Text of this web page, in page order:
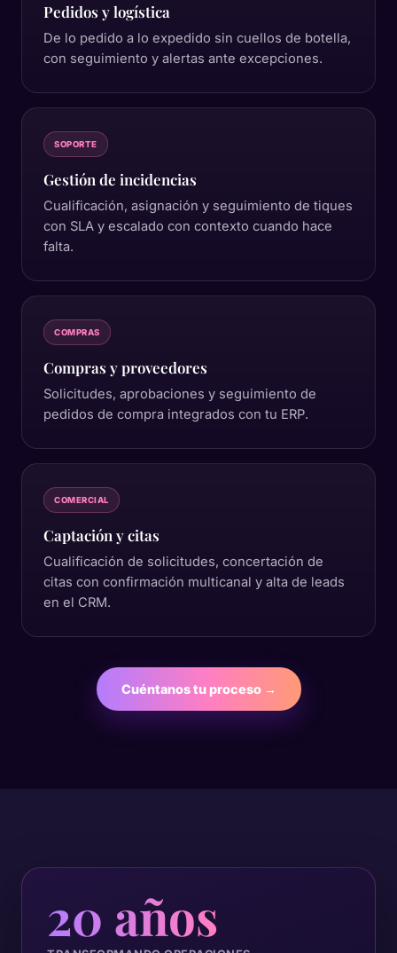
Pedidos y logística
De lo pedido a lo expedido sin cuellos de botella,
con seguimiento y alertas ante excepciones.
SOPORTE
Gestión de incidencias
Cualificación, asignación y seguimiento de tiques
con SLA y escalado con contexto cuando hace
falta.
COMPRAS
Compras y proveedores
Solicitudes, aprobaciones y seguimiento de
pedidos de compra integrados con tu ERP.
COMERCIAL
Captación y citas
Cualificación de solicitudes, concertación de
citas con confirmación multicanal y alta de leads
en el CRM.
Cuéntanos tu proceso →
20 años